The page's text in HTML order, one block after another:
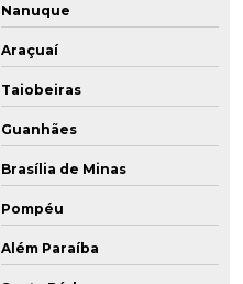
Nanuque
Araçuaí
Taiobeiras
Guanhães
Brasília de Minas
Pompéu
Além Paraíba